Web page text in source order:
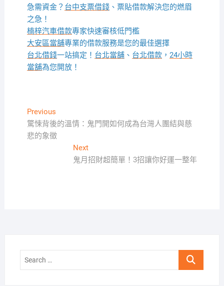
急需資金？ 台中支票借錢、票貼借款解決您的燃眉
之急！
楠梓汽車借款專家快速審核低門檻
大安區當舖專業的借款服務是您的最佳選擇
台北借錢一站搞定！ 台北當舖、 台北借款， 24小時
當舖為您開放！
文
章
PreviousPrevious
post:
驚悚背後的溫情：鬼門開如何成為台灣人團結與慈
悲的象徵
NextNext
post:
鬼月招財超簡單！3招讓你好運一整年
Search